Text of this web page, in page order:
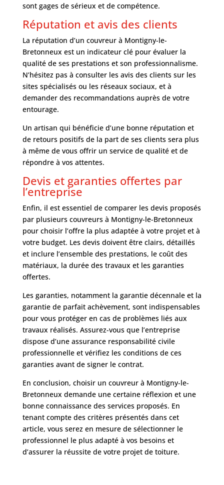
sont gages de sérieux et de compétence.
Réputation et avis des clients
La réputation d’un couvreur à Montigny-le-
Bretonneux est un indicateur clé pour évaluer la
qualité de ses prestations et son professionnalisme.
N’hésitez pas à consulter les avis des clients sur les
sites spécialisés ou les réseaux sociaux, et à
demander des recommandations auprès de votre
entourage.
Un artisan qui bénéficie d’une bonne réputation et
de retours positifs de la part de ses clients sera plus
à même de vous offrir un service de qualité et de
répondre à vos attentes.
Devis et garanties offertes par
l’entreprise
Enfin, il est essentiel de comparer les devis proposés
par plusieurs couvreurs à Montigny-le-Bretonneux
pour choisir l’offre la plus adaptée à votre projet et à
votre budget. Les devis doivent être clairs, détaillés
et inclure l’ensemble des prestations, le coût des
matériaux, la durée des travaux et les garanties
offertes.
Les garanties, notamment la garantie décennale et la
garantie de parfait achèvement, sont indispensables
pour vous protéger en cas de problèmes liés aux
travaux réalisés. Assurez-vous que l’entreprise
dispose d’une assurance responsabilité civile
professionnelle et vérifiez les conditions de ces
garanties avant de signer le contrat.
En conclusion, choisir un couvreur à Montigny-le-
Bretonneux demande une certaine réflexion et une
bonne connaissance des services proposés. En
tenant compte des critères présentés dans cet
article, vous serez en mesure de sélectionner le
professionnel le plus adapté à vos besoins et
d’assurer la réussite de votre projet de toiture.